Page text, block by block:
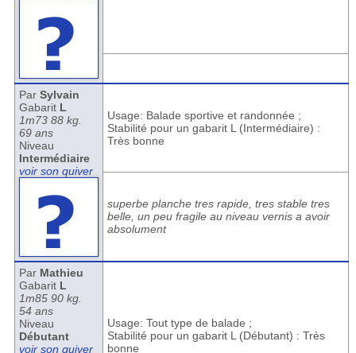
Par Sylvain
Gabarit L
1m73 88 kg.
69 ans
Niveau
Intermédiaire
voir son quiver
Usage: Balade sportive et randonnée ;
Stabilité pour un gabarit L (Intermédiaire) :
Très bonne
superbe planche tres rapide, tres stable tres
belle, un peu fragile au niveau vernis a avoir
absolument
Par Mathieu
Gabarit L
1m85 90 kg.
54 ans
Niveau
Débutant
voir son quiver
Usage: Tout type de balade ;
Stabilité pour un gabarit L (Débutant) : Très
bonne